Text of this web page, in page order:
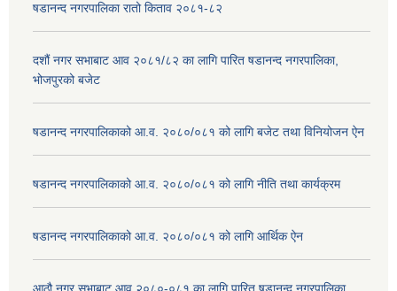
षडानन्द नगरपालिका रातो किताव २०८१-८२
दशौं नगर सभाबाट आव २०८१/८२ का लागि पारित षडानन्द नगरपालिका,
भोजपुरको बजेट
षडानन्द नगरपालिकाको आ.व. २०८०/०८१ को लागि बजेट तथा विनियोजन ऐन
षडानन्द नगरपालिकाको आ.व. २०८०/०८१ को लागि नीति तथा कार्यक्रम
षडानन्द नगरपालिकाको आ.व. २०८०/०८१ को लागि आर्थिक ऐन